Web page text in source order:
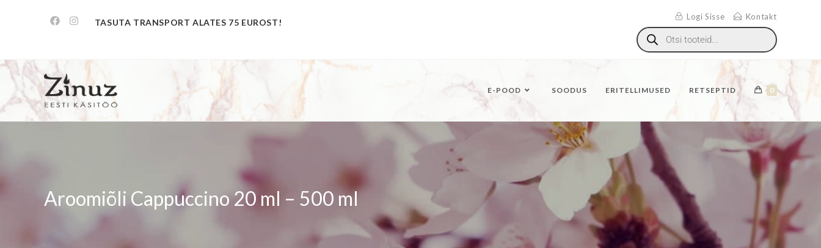
Logi Sisse Kontakt
TASUTA TRANSPORT ALATES 75 EUROST!
E-POOD SOODUS ERITELLIMUSED RETSEPTID 0
Aroomiõli Cappuccino 20 ml – 500 ml